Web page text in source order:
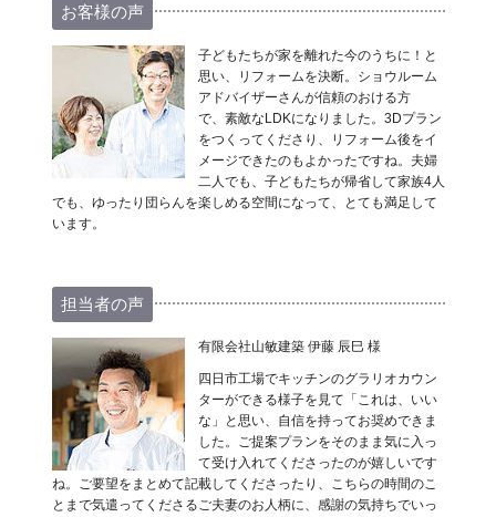
お客様の声
子どもたちが家を離れた今のうちに！と
思い、リフォームを決断。ショウルーム
アドバイザーさんが信頼のおける方
で、素敵なLDKになりました。3Dプラン
をつくってくださり、リフォーム後をイ
メージできたのもよかったですね。夫婦
二人でも、子どもたちが帰省して家族4人
でも、ゆったり団らんを楽しめる空間になって、とても満足して
います。
担当者の声
有限会社山敏建築 伊藤 辰巳 様
四日市工場でキッチンのグラリオカウン
ターができる様子を見て「これは、いい
な」と思い、自信を持ってお奨めできま
した。ご提案プランをそのまま気に入っ
て受け入れてくださったのが嬉しいです
ね。ご要望をまとめて記載してくださったり、こちらの時間のこ
とまで気遣ってくださるご夫妻のお人柄に、感謝の気持ちでいっ